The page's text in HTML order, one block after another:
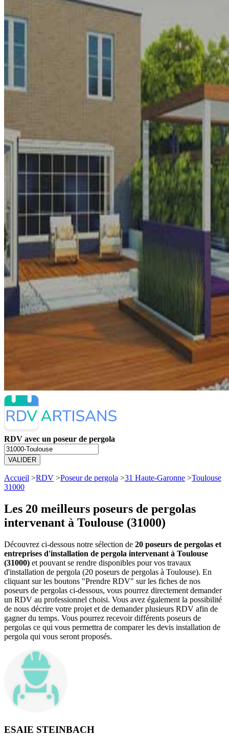
RDV avec un poseur de pergola
VALIDER
Accueil >RDV >Poseur de pergola >31 Haute-Garonne >Toulouse
31000
Les 20 meilleurs poseurs de pergolas
intervenant à Toulouse (31000)
Découvrez ci-dessous notre sélection de 20 poseurs de pergolas et
entreprises d'installation de pergola intervenant à Toulouse
(31000) et pouvant se rendre disponibles pour vos travaux
d'installation de pergola (20 poseurs de pergolas à Toulouse). En
cliquant sur les boutons "Prendre RDV" sur les fiches de nos
poseurs de pergolas ci-dessous, vous pourrez directement demander
un RDV au professionnel choisi. Vous avez également la possibilité
de nous décrire votre projet et de demander plusieurs RDV afin de
gagner du temps. Vous pourrez recevoir différents poseurs de
pergolas ce qui vous permettra de comparer les devis installation de
pergola qui vous seront proposés.
ESAIE STEINBACH